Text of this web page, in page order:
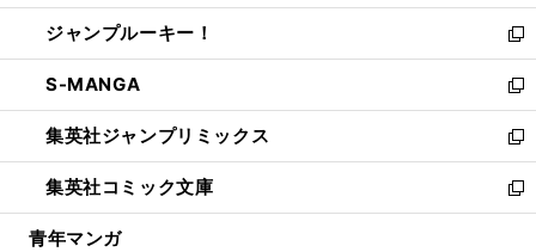
開
く
ウ
で
開
く
ン
ド
ウ
で
開
く
ウ
ィ
ン
ド
ウ
で
開
く
し
い
ウ
ィ
ン
ド
ウ
で
開
ジャンプルーキー！
新
し
い
ウ
ィ
ン
ド
ウ
S-MANGA
新
し
い
ウ
ィ
ン
集英社ジャンプリミックス
新
し
い
ウ
集英社コミック文庫
新
し
青年マンガ